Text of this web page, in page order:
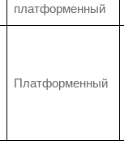
платформенный
Платформенный